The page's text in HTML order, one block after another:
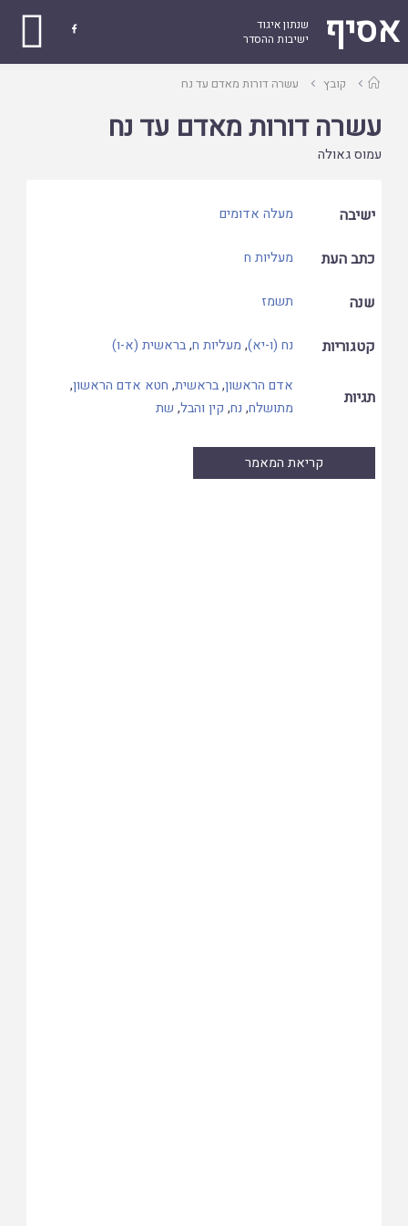
אסיף
שנתון איגוד
ישיבות ההסדר

עמודקובץ עשרה דורות מאדם עד נח
עשרה דורות מאדם עד נח
עמוס גאולה
ישיבה מעלה אדומים
כתב העת מעליות ח
שנה תשמז
קטגוריות נח (ו-יא), מעליות ח,בראשית (א-ו)
תגיות
אדם הראשון,בראשית, חטא אדם הראשון,
מתושלח, נח, קין והבל, שת
קריאת המאמר